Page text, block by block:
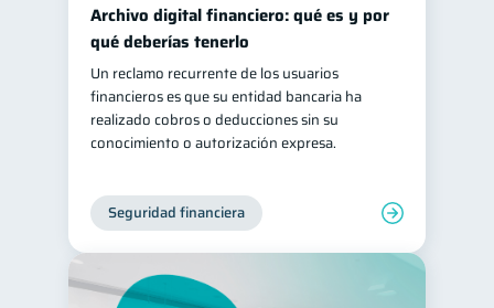
Educación Financiera 1
Fraudes 1 Mipymes
Información financiera
inversiones 1
Salud mental ahorro
Gasto responsable 1
información financiera
Archivo digital financiero: qué es y por
qué deberías tenerlo
Un reclamo recurrente de los usuarios
financieros es que su entidad bancaria ha
realizado cobros o deducciones sin su
conocimiento o autorización expresa.
Seguridad financiera